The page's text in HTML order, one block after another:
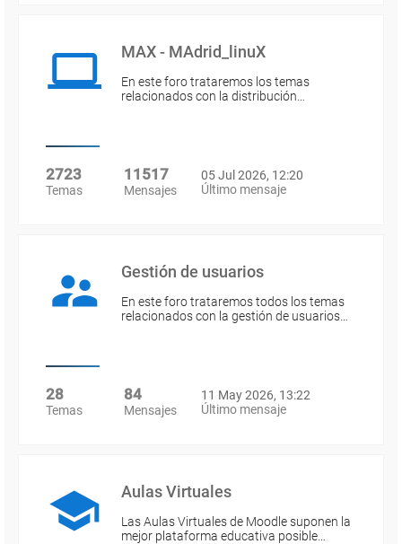
MAX - MAdrid_linuX
En este foro trataremos los temas
relacionados con la distribución…
2723
Temas
11517
Mensajes
05 Jul 2026, 12:20
Último mensaje
Gestión de usuarios
En este foro trataremos todos los temas
relacionados con la gestión de usuarios…
28
Temas
84
Mensajes
11 May 2026, 13:22
Último mensaje
Aulas Virtuales
Las Aulas Virtuales de Moodle suponen la
mejor plataforma educativa posible…